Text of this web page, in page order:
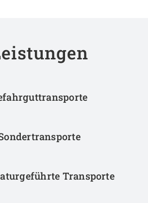
Transporte